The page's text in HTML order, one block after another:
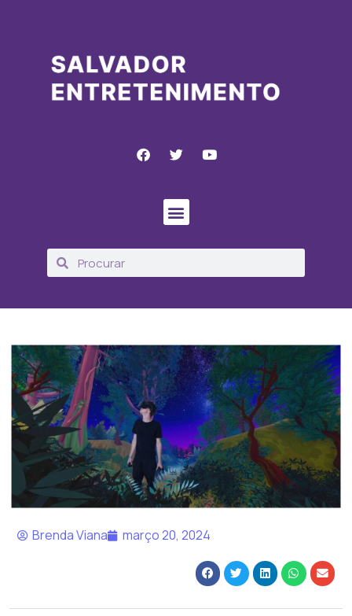
Brenda Viana março 20, 2024